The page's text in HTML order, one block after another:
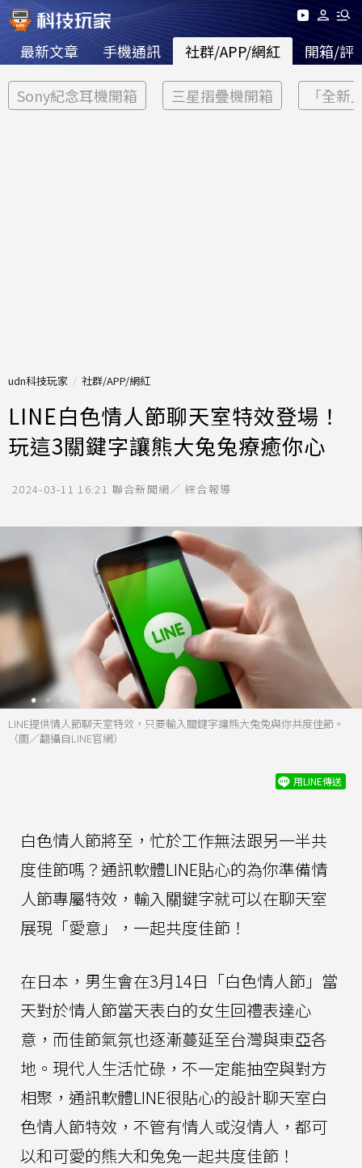
最新文章 手機通訊 社群/APP/網紅 開箱/評
Sony紀念耳機開箱 三星摺疊機開箱 「全新
udn科技玩家 社群/APP/網紅
LINE白色情人節聊天室特效登場！
玩這3關鍵字讓熊大兔兔療癒你心
2024-03-11 16:21 聯合新聞網／ 綜合報導
LINE提供情人節聊天室特效，只要輸入關鍵字讓熊大兔兔與你共度佳節。
（圖／翻攝自LINE官網）
用LINE傳送
白色情人節將至，忙於工作無法跟另一半共
度佳節嗎？通訊軟體LINE貼心的為你準備情
人節專屬特效，輸入關鍵字就可以在聊天室
展現「愛意」，一起共度佳節！
在日本，男生會在3月14日「白色情人節」當
天對於情人節當天表白的女生回禮表達心
意，而佳節氣氛也逐漸蔓延至台灣與東亞各
地。現代人生活忙碌，不一定能抽空與對方
相聚，通訊軟體LINE很貼心的設計聊天室白
色情人節特效，不管有情人或沒情人，都可
以和可愛的熊大和兔兔一起共度佳節！